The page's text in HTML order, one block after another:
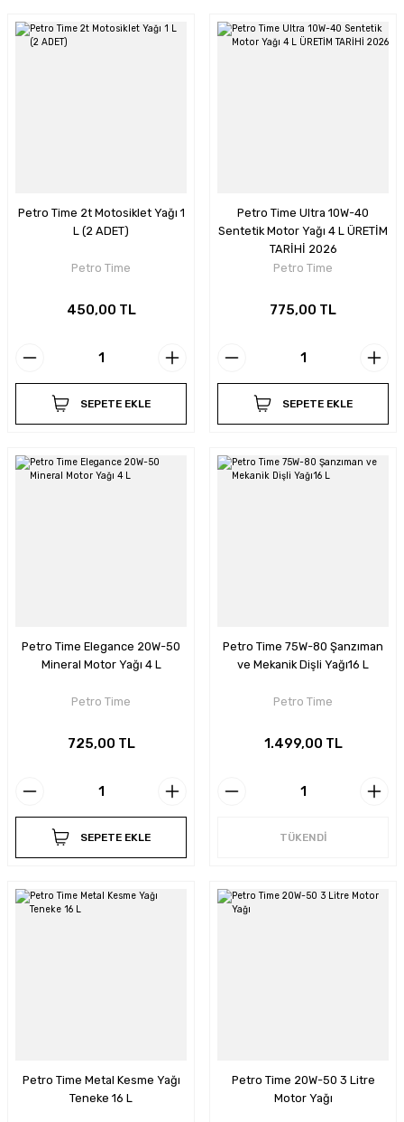
Petro Time 2t Motosiklet Yağı 1
L (2 ADET)
Petro Time
450,00 TL
SEPETE EKLE
Petro Time Ultra 10W-40
Sentetik Motor Yağı 4 L ÜRETİM
TARİHİ 2026
Petro Time
775,00 TL
SEPETE EKLE
Petro Time Elegance 20W-50
Mineral Motor Yağı 4 L
Petro Time
725,00 TL
SEPETE EKLE
Petro Time 75W-80 Şanzıman
ve Mekanik Dişli Yağı16 L
Petro Time
1.499,00 TL
TÜKENDİ
Petro Time Metal Kesme Yağı
Teneke 16 L
Petro Time 20W-50 3 Litre
Motor Yağı